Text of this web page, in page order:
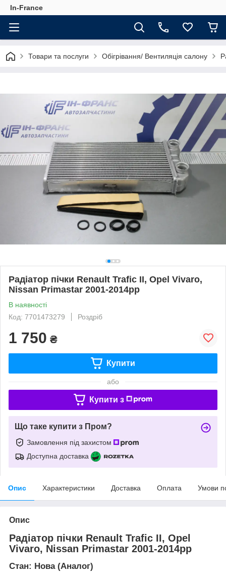
In-France
Товари та послуги Обігрівання/ Вентиляція салону
Радіатор пічки Renault Trafic II, Opel Vivaro,
Nissan Primastar 2001-2014рр
В наявності
Код: 7701473279
Роздріб
1 750 ₴
Купити
або
Купити з
Що таке купити з Пром?
Замовлення під захистом
Доступна доставка
Опис Характеристики Доставка Оплата Умови
Опис
Радіатор пічки Renault Trafic II, Opel
Vivaro, Nissan Primastar 2001-2014рр
Стан: Нова (Аналог)